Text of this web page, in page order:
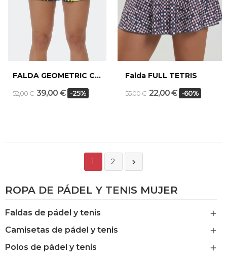
ROPA DE PÁDEL Y TENIS MUJER
Faldas de pádel y tenis 
Camisetas de pádel y tenis 
Polos de pádel y tenis 
FALDA GEOMETRIC CANARY
52,00 € 39,00 € -25%
Falda FULL TETRIS
55,00 € 22,00 € -60%
1 2 